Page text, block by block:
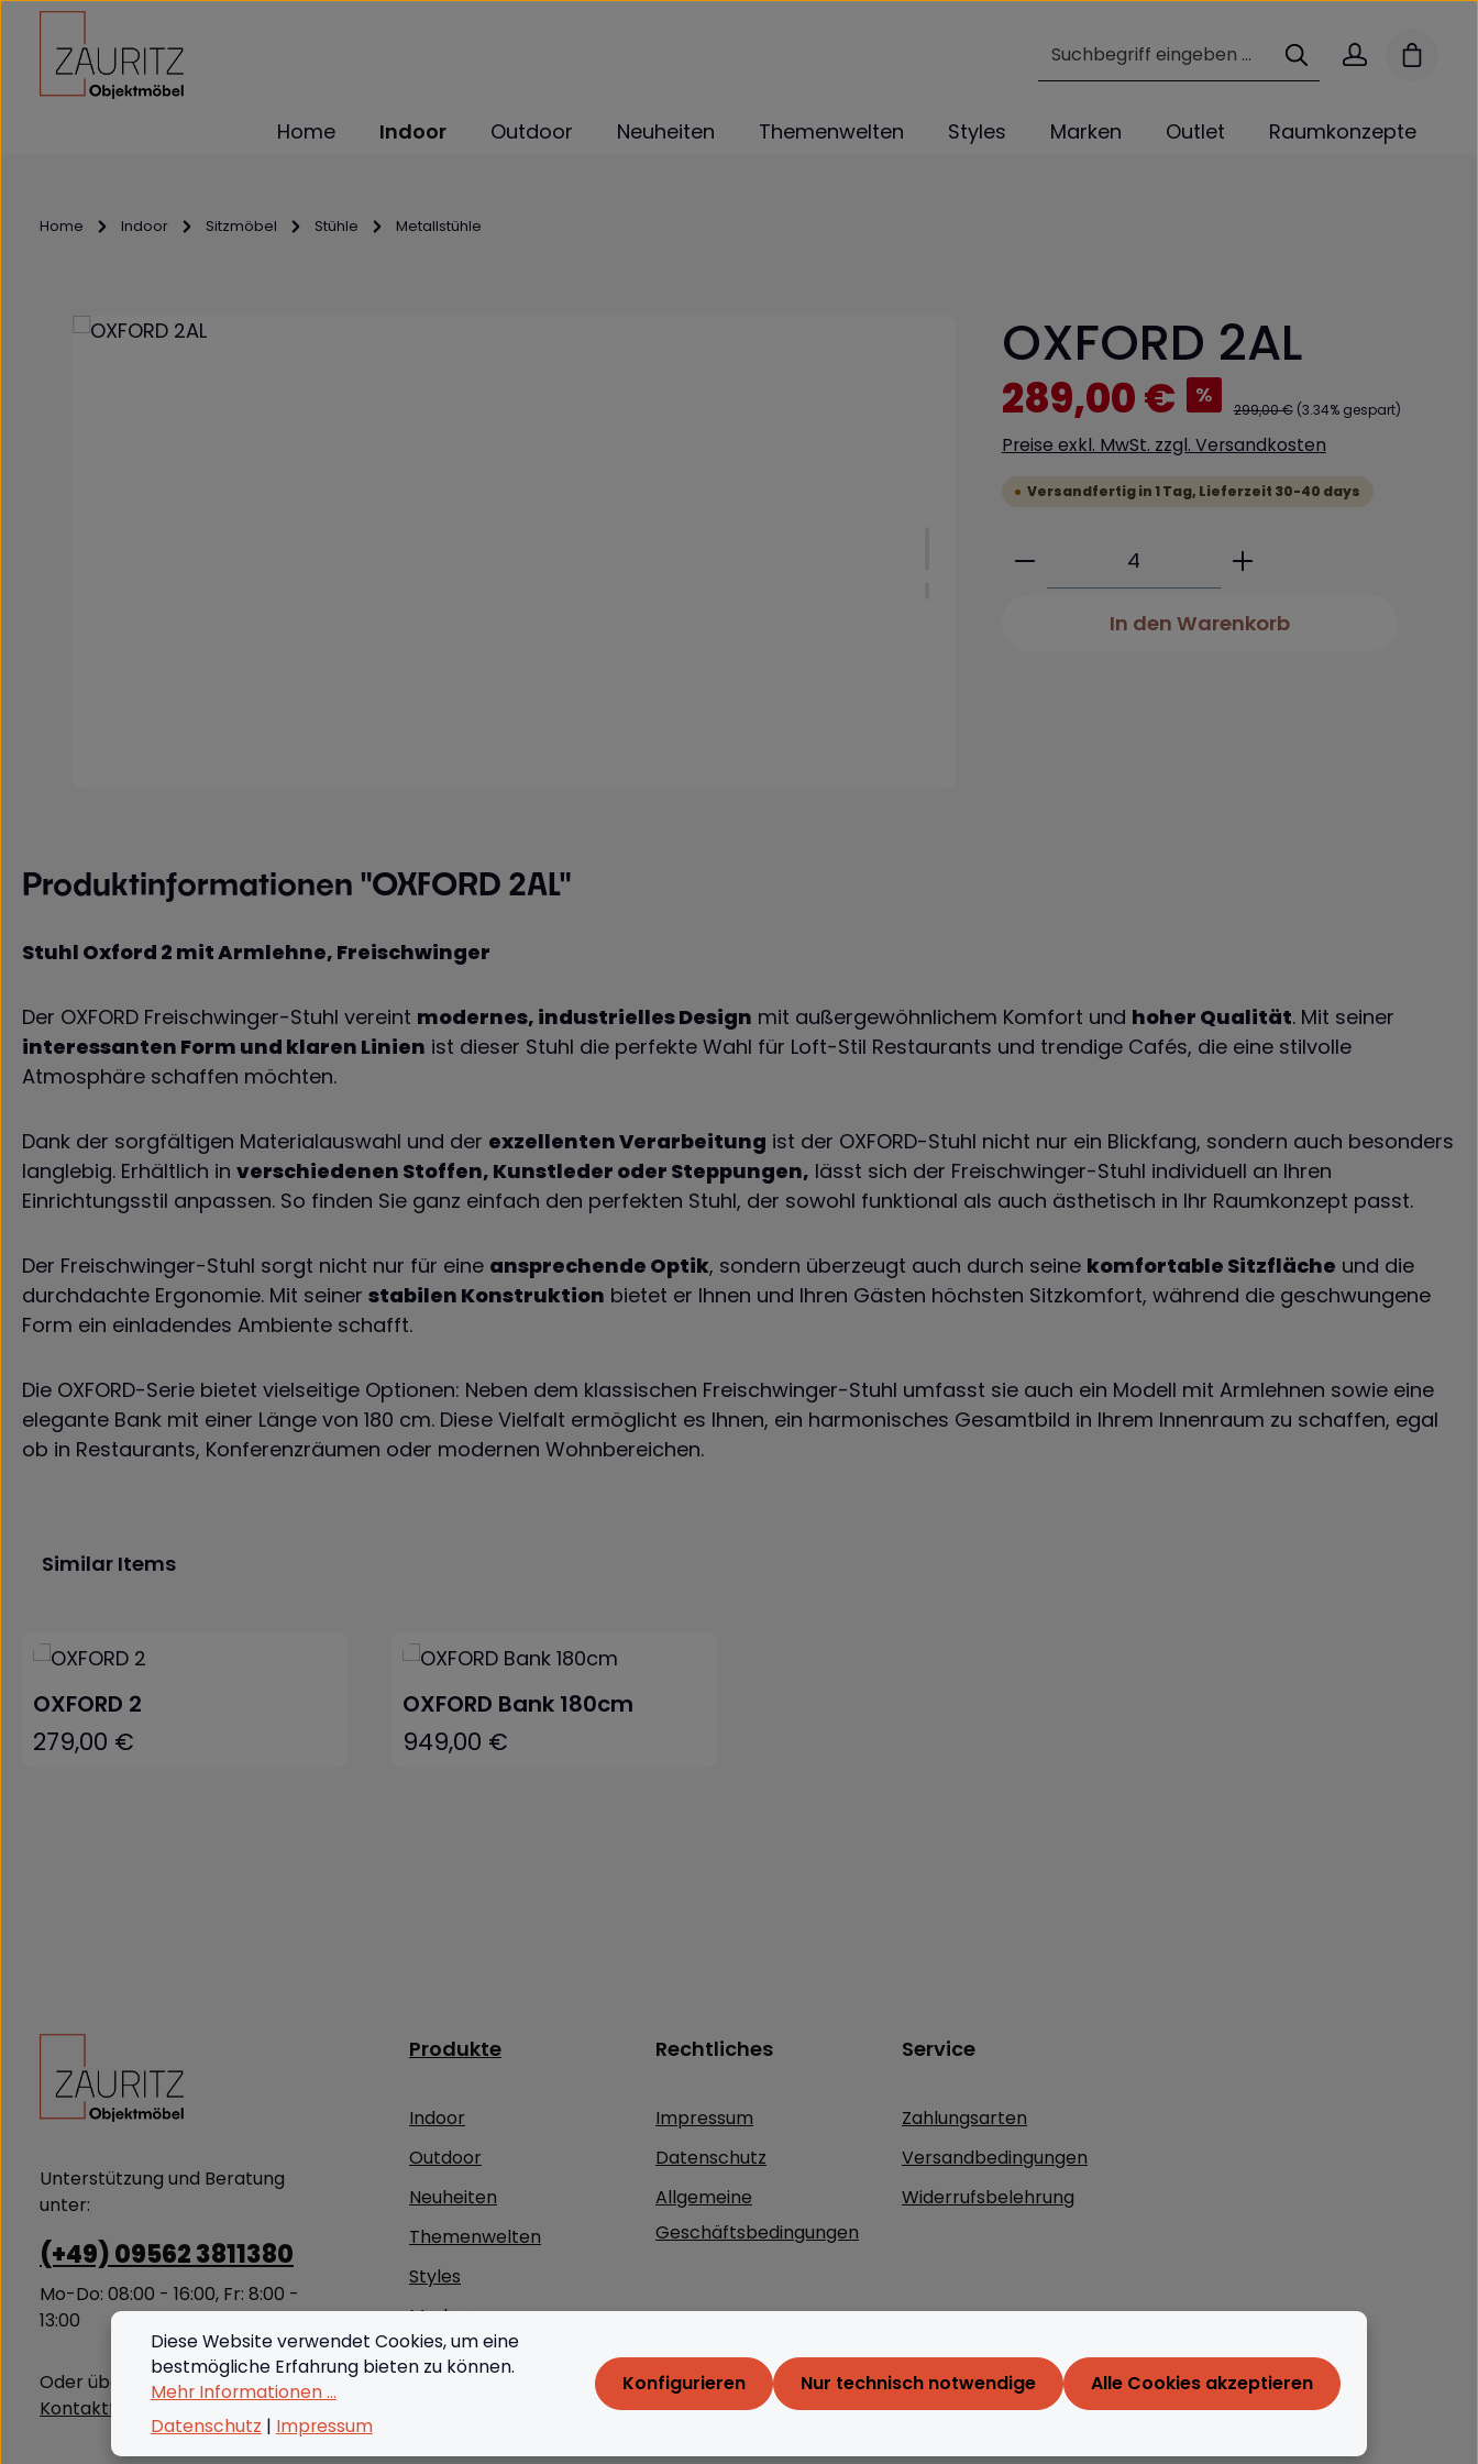
Home Indoor Outdoor Neuheiten Themenwelten Styles Marken Outlet Raumkonzepte
Home Indoor Sitzmöbel Stühle Metallstühle
Bildergalerie überspringen OXFORD 2AL
Verkaufspreis:
289,00 € %
Regulärer Preis:
299,00 € (3.34% gespart)
Preise exkl. MwSt. zzgl. Versandkosten
Versandfertig in 1 Tag, Lieferzeit 30-40 days
Produkt Anzahl: Gib den
In den Warenkorb
Produktinformationen "OXFORD 2AL"
Stuhl Oxford 2 mit Armlehne, Freischwinger
Der OXFORD Freischwinger-Stuhl vereint modernes, industrielles Design mit außergewöhnlichem Komfort und hoher Qualität. Mit seiner
interessanten Form und klaren Linien ist dieser Stuhl die perfekte Wahl für Loft-Stil Restaurants und trendige Cafés, die eine stilvolle
Atmosphäre schaffen möchten.
Dank der sorgfältigen Materialauswahl und der exzellenten Verarbeitung ist der OXFORD-Stuhl nicht nur ein Blickfang, sondern auch besonders
langlebig. Erhältlich in verschiedenen Stoffen, Kunstleder oder Steppungen, lässt sich der Freischwinger-Stuhl individuell an Ihren
Einrichtungsstil anpassen. So finden Sie ganz einfach den perfekten Stuhl, der sowohl funktional als auch ästhetisch in Ihr Raumkonzept passt.
Der Freischwinger-Stuhl sorgt nicht nur für eine ansprechende Optik, sondern überzeugt auch durch seine komfortable Sitzfläche und die
durchdachte Ergonomie. Mit seiner stabilen Konstruktion bietet er Ihnen und Ihren Gästen höchsten Sitzkomfort, während die geschwungene
Form ein einladendes Ambiente schafft.
Die OXFORD-Serie bietet vielseitige Optionen: Neben dem klassischen Freischwinger-Stuhl umfasst sie auch ein Modell mit Armlehnen sowie eine
elegante Bank mit einer Länge von 180 cm. Diese Vielfalt ermöglicht es Ihnen, ein harmonisches Gesamtbild in Ihrem Innenraum zu schaffen, egal
ob in Restaurants, Konferenzräumen oder modernen Wohnbereichen.
Similar Items
Produktgalerie überspringen
OXFORD 2
Regulärer Preis:
279,00 €
OXFORD Bank 180cm
Regulärer Preis:
949,00 €
Unterstützung und Beratung
unter:
(+49) 09562 3811380
Mo-Do: 08:00 - 16:00, Fr: 8:00 -
13:00
Oder über unser
Kontaktformular.
Produkte
Indoor
Outdoor
Neuheiten
Themenwelten
Styles
Marken
Outlet
Rechtliches
Impressum
Datenschutz
Allgemeine
Geschäftsbedingungen
Service
Zahlungsarten
Versandbedingungen
Widerrufsbelehrung
Diese Website verwendet Cookies, um eine
bestmögliche Erfahrung bieten zu können.
Mehr Informationen ...
Datenschutz | Impressum
Nur technisch notwendige
Konfigurieren Alle Cookies akzeptieren